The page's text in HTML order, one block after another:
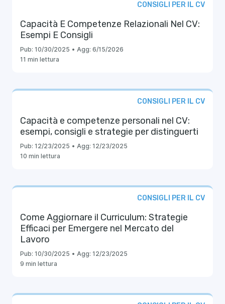
CONSIGLI PER IL CV
Capacità E Competenze Relazionali Nel CV:
Esempi E Consigli
Pub: 10/30/2025 • Agg: 6/15/2026
11 min lettura
CONSIGLI PER IL CV
Capacità e competenze personali nel CV:
esempi, consigli e strategie per distinguerti
Pub: 12/23/2025 • Agg: 12/23/2025
10 min lettura
CONSIGLI PER IL CV
Come Aggiornare il Curriculum: Strategie
Efficaci per Emergere nel Mercato del
Lavoro
Pub: 10/30/2025 • Agg: 12/23/2025
9 min lettura